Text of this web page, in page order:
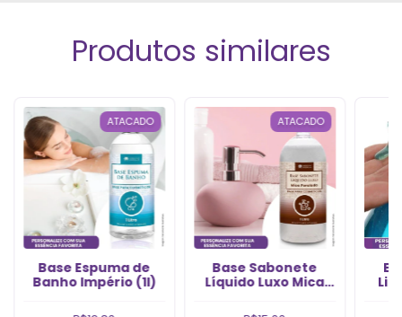
Produtos similares
ATACADO
Base Espuma de
Banho Império (1l)
ATACADO
Base Sabonete
Líquido Luxo Mica